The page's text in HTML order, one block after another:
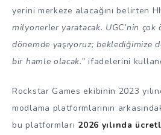
yerini merkeze alacağını belirten
milyonerler yaratacak. UGC’nin
dönemde yaşıyoruz; beklediğimize
bir hamle olacak.” ifadelerini
Rockstar Games ekibinin 2023
modlama platformlarının
bu platformları 2026 yılında